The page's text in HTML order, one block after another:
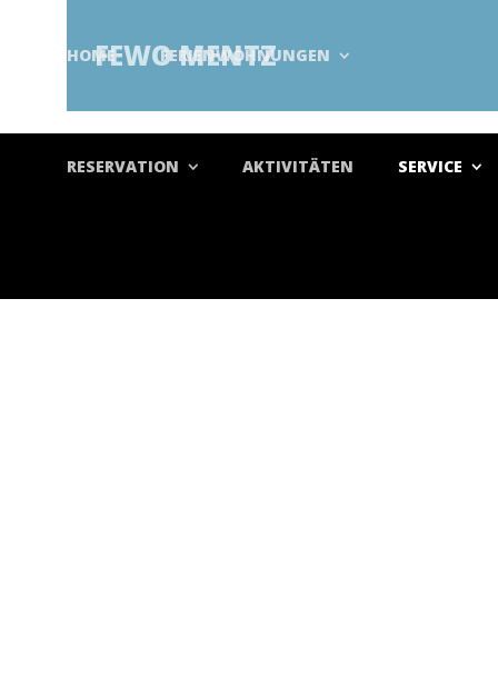
FEWO MENTZ
HOME FERIENWOHNUNGEN
RESERVATION AKTIVITÄTEN SERVICE